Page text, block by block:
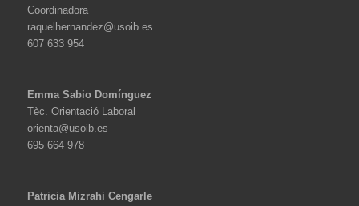
Coordinadora
raquelhernandez@usoib.es
607 633 954
Emma Sabio Domínguez
Tèc. Orientació Laboral
orienta@usoib.es
695 664 978
Patricia Mizrahi Cengarle